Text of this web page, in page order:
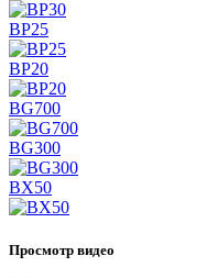
BP25
BP20
BG700
BG300
BX50
Просмотр видео